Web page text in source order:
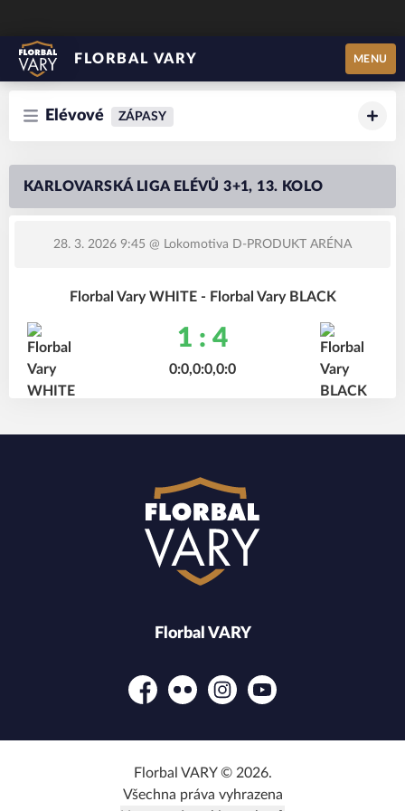
FLORBAL VARY MENU
Elévové ZÁPASY
KARLOVARSKÁ LIGA ELÉVŮ 3+1, 13. KOLO
28. 3. 2026 9:45 @ Lokomotiva D-PRODUKT ARÉNA
Florbal Vary WHITE - Florbal Vary BLACK
1 : 4
0:0,0:0,0:0
Florbal VARY
FacebookFlickr InstagramYouTube
Florbal VARY © 2026.
Všechna práva vyhrazena